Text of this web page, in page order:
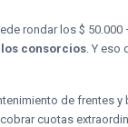
rondar los $
consorcios. Y eso
de frentes y
cuotas